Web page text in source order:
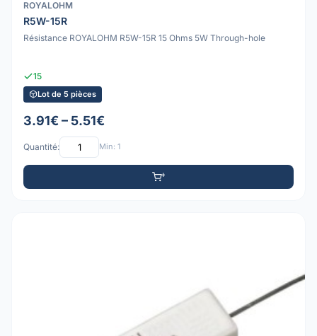
ROYALOHM
R5W-15R
Résistance ROYALOHM R5W-15R 15 Ohms 5W Through-hole
15
Lot de 5 pièces
3.91€ – 5.51€
Quantité: Min: 1